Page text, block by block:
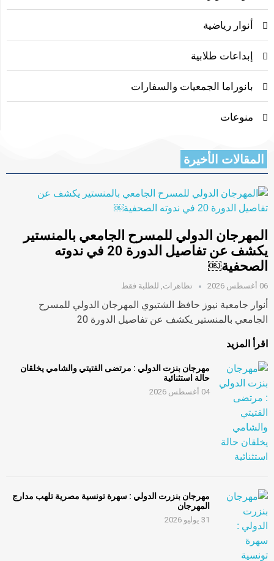
أنوار رياضية
إبداعات طلابية
بانوراما الجمعيات والسفارات
منوعات
المقالات الأخيرة
المهرجان الدولي للمسرح الجامعي بالمنستير
يكشف عن تفاصيل الدورة 20 في ندوته
الصحفية￼
06 أغسطس 2026 تظاهرات, للطلبة فقط
أنوار جامعية نيوز حافظ الشتيوي المهرجان الدولي للمسرح
الجامعي بالمنستير يكشف عن تفاصيل الدورة 20
اقرأ المزيد
مهرجان بنزت الدولي : مرتضى الفتيتي والشامي يخلقان
حالة استثنائية
04 أغسطس 2026
مهرجان بنزرت الدولي : سهرة تونسية مصرية تلهب مدارج
المهرجان
31 يوليو 2026